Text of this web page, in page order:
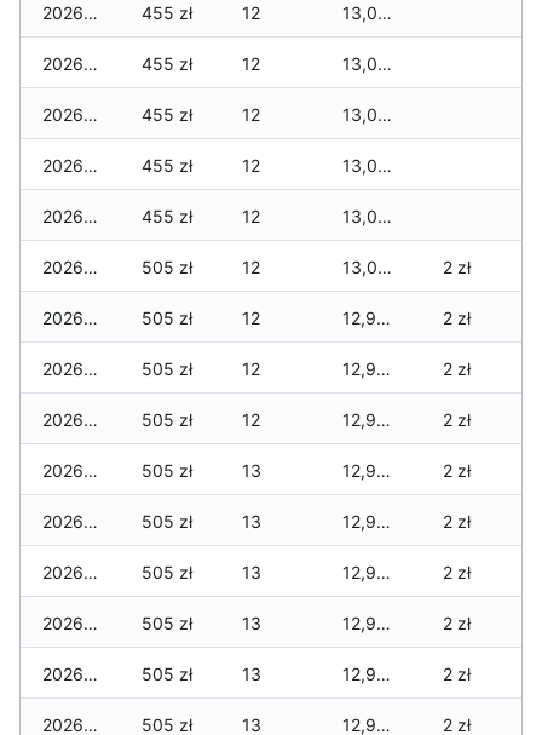
2026-02-27 455 zł 12 13,030 zł
2026-02-26 455 zł 12 13,030 zł
2026-02-25 455 zł 12 13,030 zł
2026-02-24 455 zł 12 13,030 zł
2026-02-23 455 zł 12 13,020 zł
2026-02-22 505 zł 12 13,020 zł 2 zł
2026-02-21 505 zł 12 12,970 zł 2 zł
2026-02-20 505 zł 12 12,970 zł 2 zł
2026-02-19 505 zł 12 12,945 zł 2 zł
2026-02-18 505 zł 13 12,945 zł 2 zł
2026-02-17 505 zł 13 12,945 zł 2 zł
2026-02-16 505 zł 13 12,945 zł 2 zł
2026-02-15 505 zł 13 12,945 zł 2 zł
2026-02-14 505 zł 13 12,945 zł 2 zł
2026-02-13 505 zł 13 12,945 zł 2 zł